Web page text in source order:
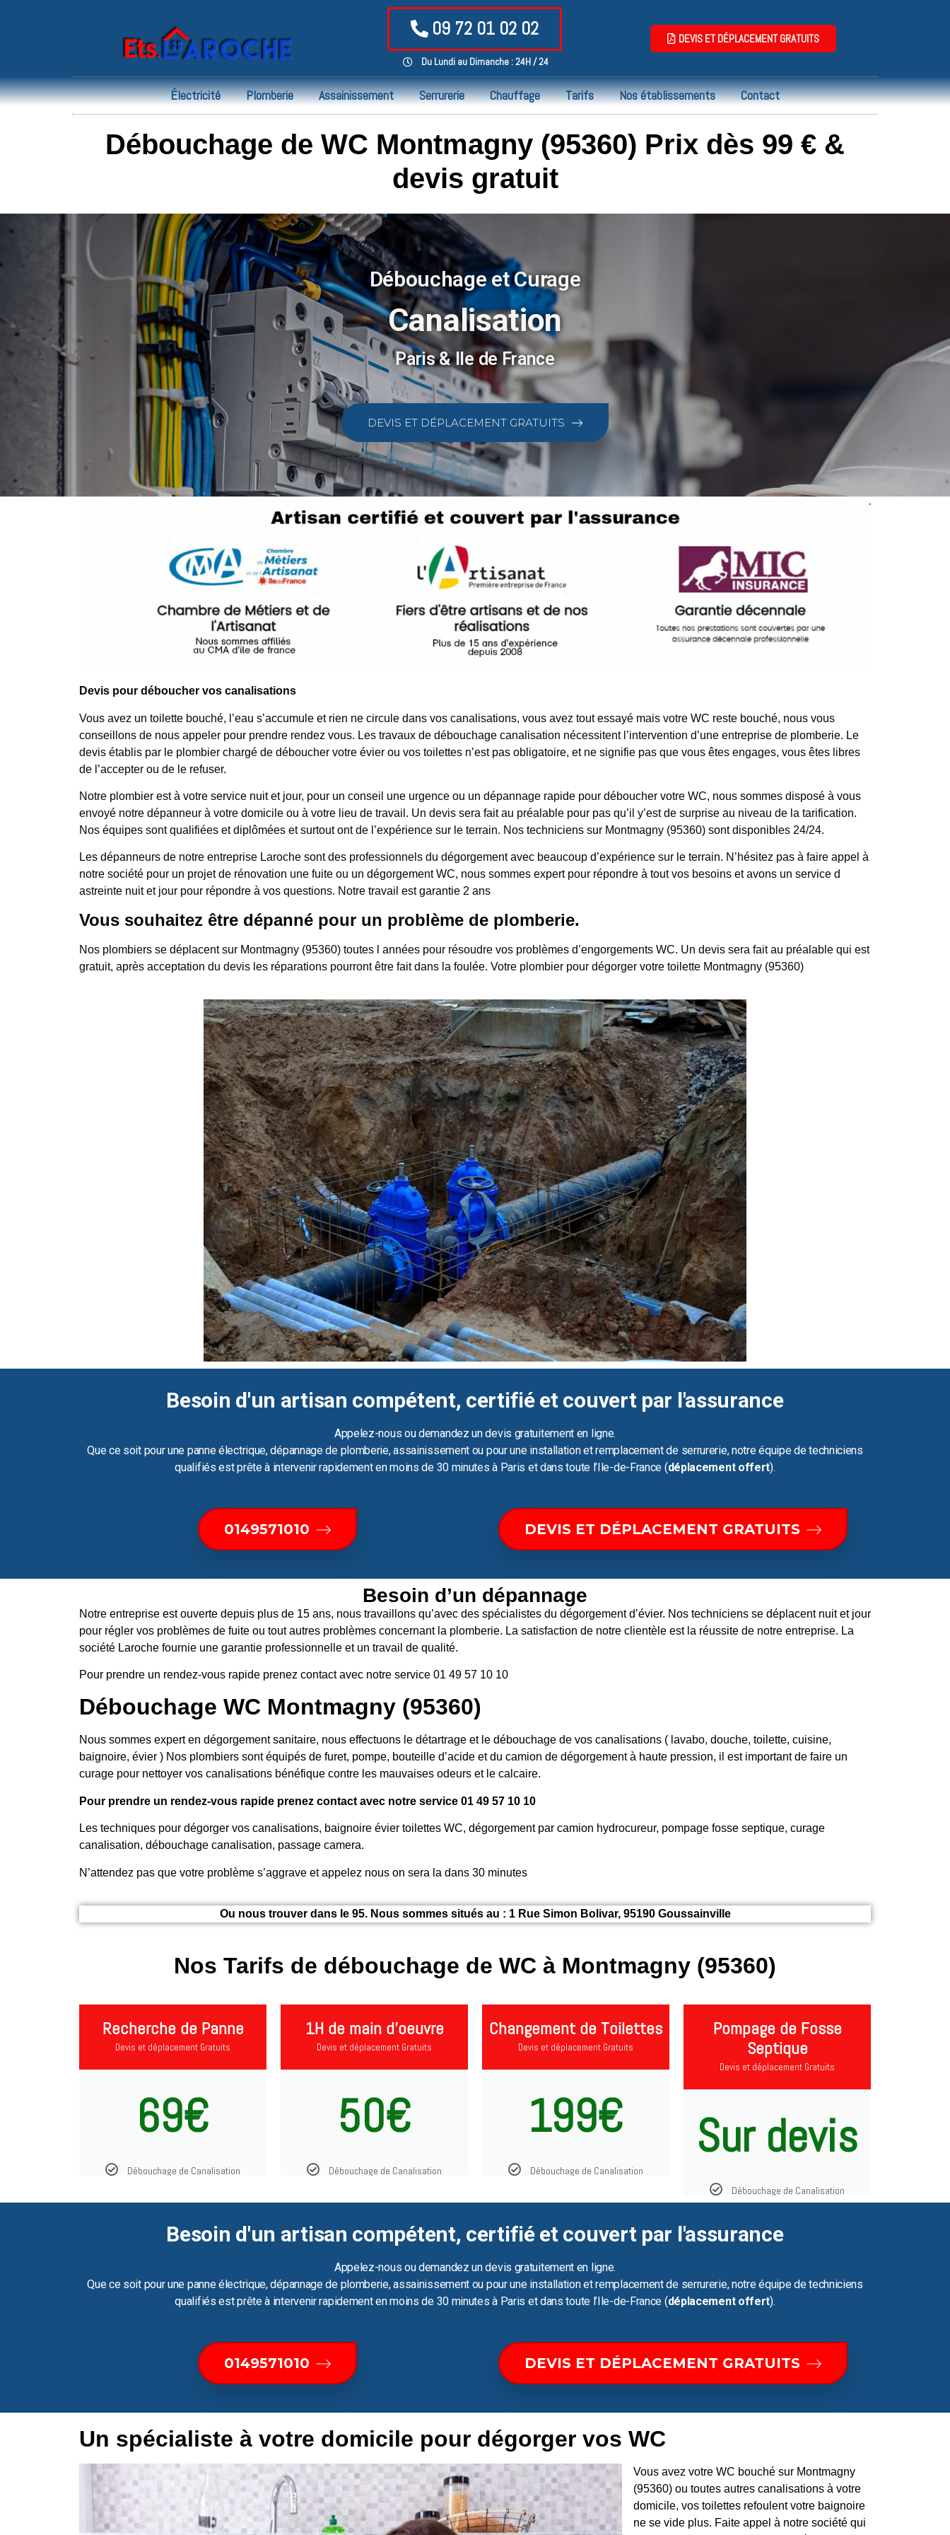
09 72 01 02 02
Du Lundi au Dimanche : 24H / 24
DEVIS ET DÉPLACEMENT GRATUITS
Électricité Plomberie Assainissement Serrurerie Chauffage Tarifs Nos établissements Contact
Débouchage de WC Montmagny (95360) Prix dès 99 € &
devis gratuit
Débouchage et Curage
Canalisation
Paris & Ile de France
DEVIS ET DÉPLACEMENT GRATUITS
Devis pour déboucher vos canalisations
Vous avez un toilette bouché, l’eau s’accumule et rien ne circule dans vos canalisations, vous avez tout essayé mais votre WC reste bouché, nous vous
conseillons de nous appeler pour prendre rendez vous. Les travaux de débouchage canalisation nécessitent l’intervention d’une entreprise de plomberie. Le
devis établis par le plombier chargé de déboucher votre évier ou vos toilettes n’est pas obligatoire, et ne signifie pas que vous êtes engages, vous êtes libres
de l’accepter ou de le refuser.
Notre plombier est à votre service nuit et jour, pour un conseil une urgence ou un dépannage rapide pour déboucher votre WC, nous sommes disposé à vous
envoyé notre dépanneur à votre domicile ou à votre lieu de travail. Un devis sera fait au préalable pour pas qu’il y’est de surprise au niveau de la tarification.
Nos équipes sont qualifiées et diplômées et surtout ont de l’expérience sur le terrain. Nos techniciens sur Montmagny (95360) sont disponibles 24/24.
Les dépanneurs de notre entreprise Laroche sont des professionnels du dégorgement avec beaucoup d’expérience sur le terrain. N’hésitez pas à faire appel à
notre société pour un projet de rénovation une fuite ou un dégorgement WC, nous sommes expert pour répondre à tout vos besoins et avons un service d
astreinte nuit et jour pour répondre à vos questions. Notre travail est garantie 2 ans
Vous souhaitez être dépanné pour un problème de plomberie.
Nos plombiers se déplacent sur Montmagny (95360) toutes l années pour résoudre vos problèmes d’engorgements WC. Un devis sera fait au préalable qui est
gratuit, après acceptation du devis les réparations pourront être fait dans la foulée. Votre plombier pour dégorger votre toilette Montmagny (95360)
Besoin d'un artisan compétent, certifié et couvert par l'assurance
Appelez-nous ou demandez un devis gratuitement en ligne.
Que ce soit pour une panne électrique, dépannage de plomberie, assainissement ou pour une installation et remplacement de serrurerie, notre équipe de techniciens
qualifiés est prête à intervenir rapidement en moins de 30 minutes à Paris et dans toute l’Ile-de-France (déplacement offert).
0149571010 DEVIS ET DÉPLACEMENT GRATUITS
Besoin d’un dépannage
Notre entreprise est ouverte depuis plus de 15 ans, nous travaillons qu’avec des spécialistes du dégorgement d’évier. Nos techniciens se déplacent nuit et jour
pour régler vos problèmes de fuite ou tout autres problèmes concernant la plomberie. La satisfaction de notre clientèle est la réussite de notre entreprise. La
société Laroche fournie une garantie professionnelle et un travail de qualité.
Pour prendre un rendez-vous rapide prenez contact avec notre service 01 49 57 10 10
Débouchage WC Montmagny (95360)
Nous sommes expert en dégorgement sanitaire, nous effectuons le détartrage et le débouchage de vos canalisations ( lavabo, douche, toilette, cuisine,
baignoire, évier ) Nos plombiers sont équipés de furet, pompe, bouteille d’acide et du camion de dégorgement à haute pression, il est important de faire un
curage pour nettoyer vos canalisations bénéfique contre les mauvaises odeurs et le calcaire.
Pour prendre un rendez-vous rapide prenez contact avec notre service 01 49 57 10 10
Les techniques pour dégorger vos canalisations, baignoire évier toilettes WC, dégorgement par camion hydrocureur, pompage fosse septique, curage
canalisation, débouchage canalisation, passage camera.
N’attendez pas que votre problème s’aggrave et appelez nous on sera la dans 30 minutes
Ou nous trouver dans le 95. Nous sommes situés au : 1 Rue Simon Bolivar, 95190 Goussainville
Nos Tarifs de débouchage de WC à Montmagny (95360)
Recherche de Panne
Devis et déplacement Gratuits
69€
Débouchage de Canalisation
1H de main d'oeuvre
Devis et déplacement Gratuits
50€
Débouchage de Canalisation
Changement de Toilettes
Devis et déplacement Gratuits
199€
Débouchage de Canalisation
Pompage de Fosse
Septique
Devis et déplacement Gratuits
Sur devis
Débouchage de Canalisation
Besoin d'un artisan compétent, certifié et couvert par l'assurance
Appelez-nous ou demandez un devis gratuitement en ligne.
Que ce soit pour une panne électrique, dépannage de plomberie, assainissement ou pour une installation et remplacement de serrurerie, notre équipe de techniciens
qualifiés est prête à intervenir rapidement en moins de 30 minutes à Paris et dans toute l’Ile-de-France (déplacement offert).
0149571010 DEVIS ET DÉPLACEMENT GRATUITS
Un spécialiste à votre domicile pour dégorger vos WC
Vous avez votre WC bouché sur Montmagny
(95360) ou toutes autres canalisations à votre
domicile, vos toilettes refoulent votre baignoire
ne se vide plus. Faite appel à notre société qui